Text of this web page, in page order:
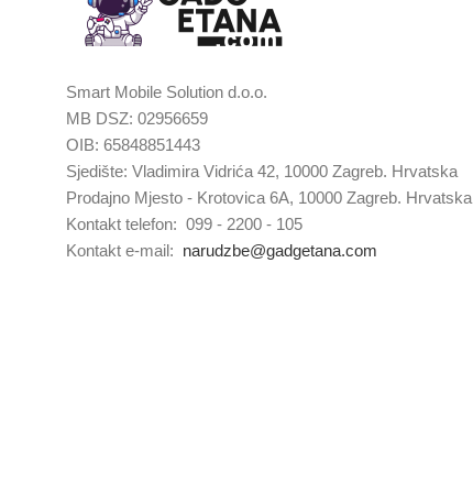
Smart Mobile Solution d.o.o.
MB DSZ: 02956659
OIB: 65848851443
Sjedište: Vladimira Vidrića 42, 10000 Zagreb. Hrvatska
Prodajno Mjesto - Krotovica 6A, 10000 Zagreb. Hrvatska
Kontakt telefon: 099 - 2200 - 105
Kontakt e-mail: narudzbe@gadgetana.com